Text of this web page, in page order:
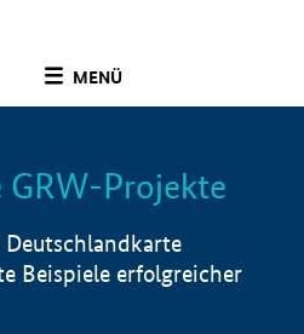
MENÜ
Info
Projekte
Beispiele erfolgreicher